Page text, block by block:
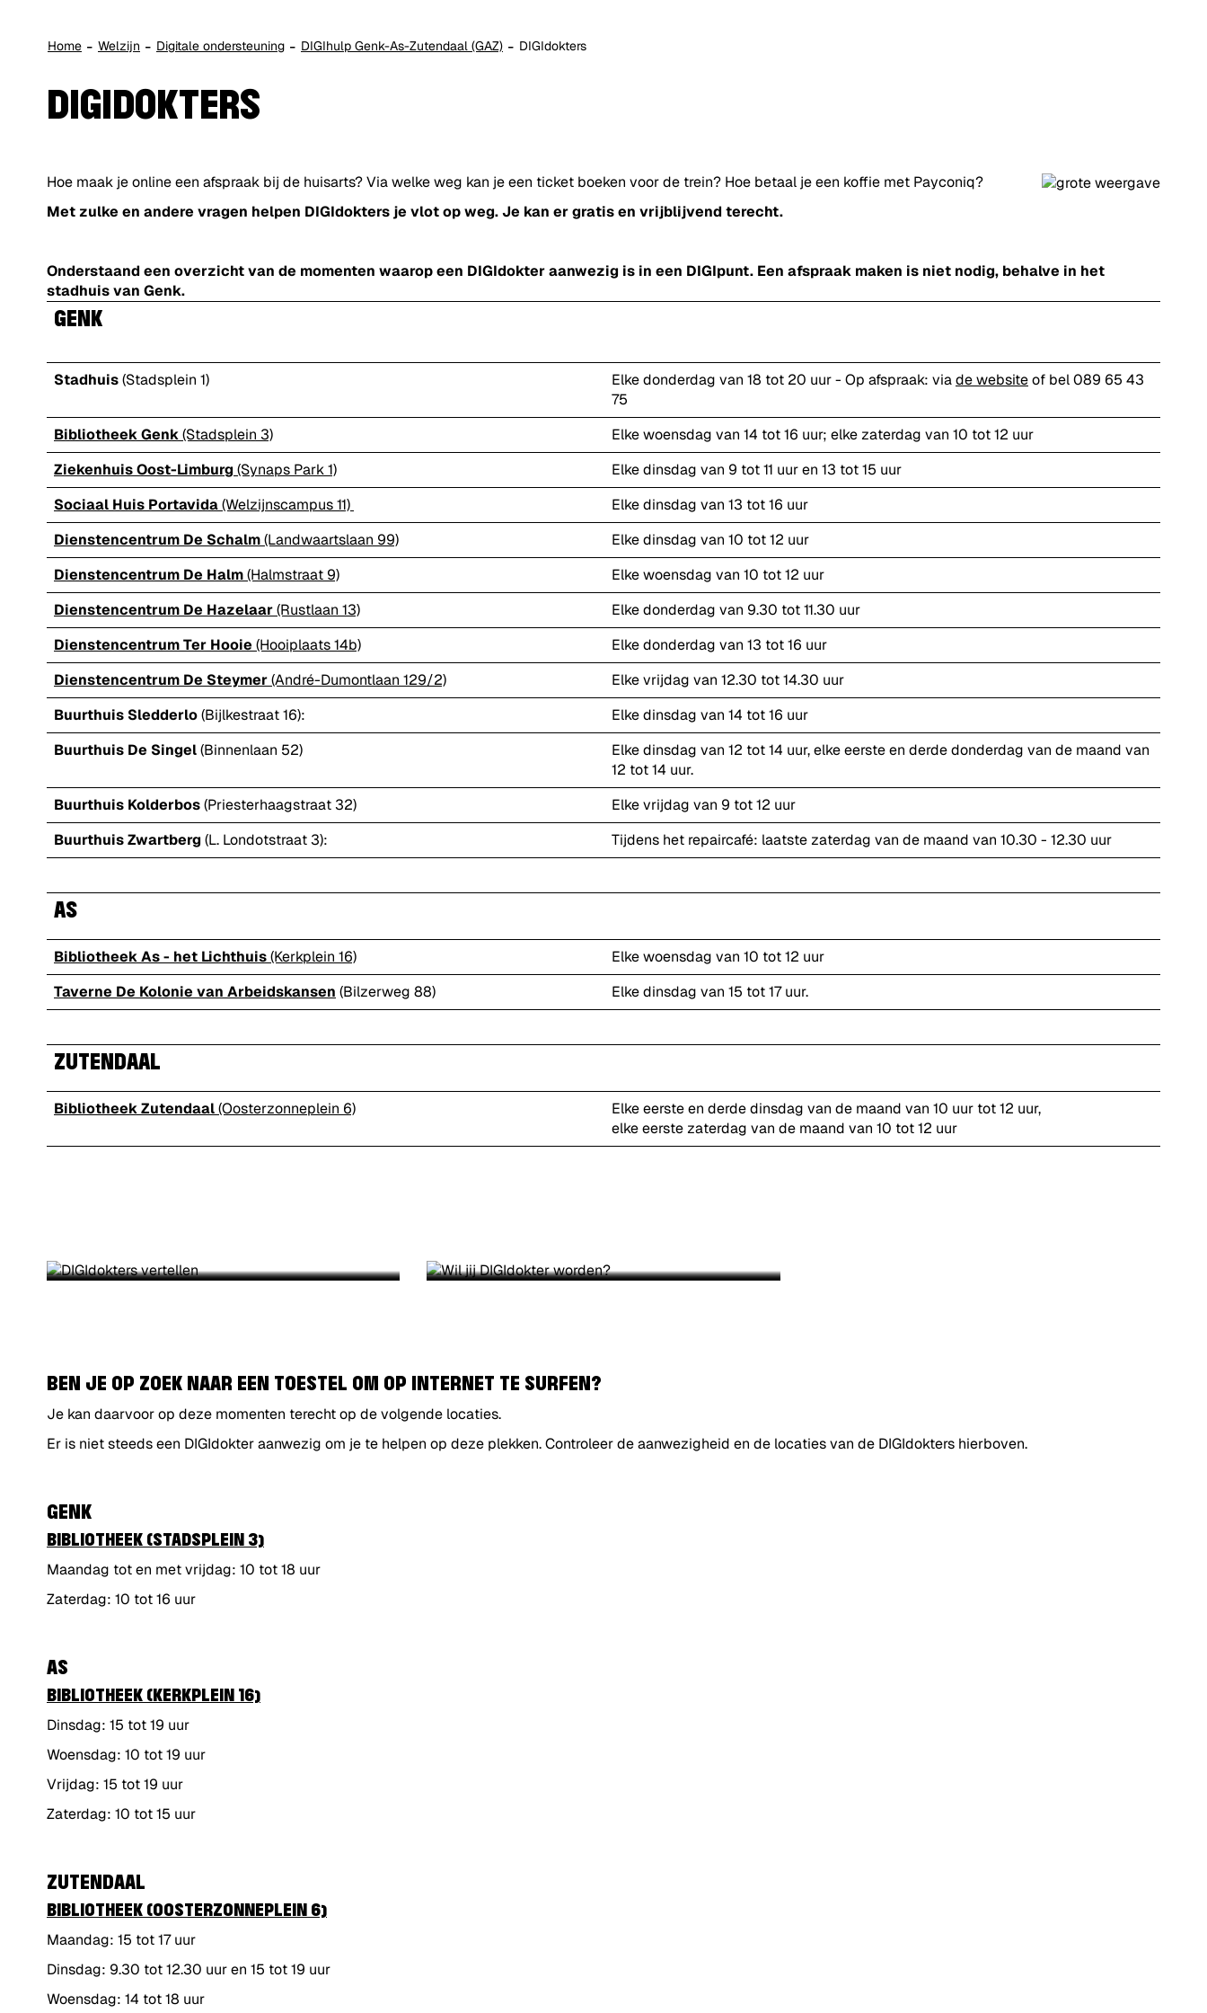
Home Welzijn Digitale ondersteuning DIGIhulp Genk-As-Zutendaal (GAZ) DIGIdokters
DIGIDOKTERS
Hoe maak je online een afspraak bij de huisarts? Via welke weg kan je een ticket boeken voor de trein? Hoe betaal je een koffie met Payconiq?
Met zulke en andere vragen helpen DIGIdokters je vlot op weg. Je kan er gratis en vrijblijvend terecht.
Onderstaand een overzicht van de momenten waarop een DIGIdokter aanwezig is in een DIGIpunt. Een afspraak maken is niet nodig, behalve in het
stadhuis van Genk.
GENK
Stadhuis(Stadsplein 1) Elke donderdag van 18 tot 20 uur - Op afspraak: viade websiteof bel 089 65 43
75
Bibliotheek Genk(Stadsplein 3)
Elke woensdag van 14 tot 16 uur; elke zaterdag van 10 tot 12 uur
Ziekenhuis Oost-Limburg(Synaps Park 1)
Elke dinsdag van 9 tot 11 uur en 13 tot 15 uur
Sociaal Huis Portavida(Welzijnscampus 11)
Elke dinsdag van 13 tot 16 uur
Dienstencentrum De Schalm(Landwaartslaan 99)
Elke dinsdag van 10 tot 12 uur
Dienstencentrum De Halm(Halmstraat 9)
Elke woensdag van 10 tot 12 uur
Dienstencentrum De Hazelaar(Rustlaan 13)
Elke donderdag van 9.30 tot 11.30 uur
Dienstencentrum Ter Hooie (Hooiplaats 14b)
Elke donderdag van 13 tot 16 uur
Dienstencentrum De Steymer(André-Dumontlaan 129/2)
Elke vrijdag van 12.30 tot 14.30 uur
Buurthuis Sledderlo(Bijlkestraat 16):
Elke dinsdag van 14 tot 16 uur
Buurthuis De Singel(Binnenlaan 52)
Elke dinsdag van 12 tot 14 uur, elke eerste en derde donderdag van de maand van
12 tot 14 uur.
Buurthuis Kolderbos(Priesterhaagstraat 32)
Elke vrijdag van 9 tot 12 uur
Buurthuis Zwartberg(L. Londotstraat 3): Tijdens het repaircafé: laatste zaterdag van de maand van 10.30 - 12.30 uur
AS
Bibliotheek As - het Lichthuis(Kerkplein 16)
Elke woensdag van 10 tot 12 uur
Taverne De Kolonie van Arbeidskansen (Bilzerweg 88) Elke dinsdag van 15 tot 17 uur.
ZUTENDAAL
Bibliotheek Zutendaal(Oosterzonneplein 6)
Elke eerste en derde dinsdag van de maand van 10 uur tot 12 uur,
elke eerste zaterdag van de maand van 10 tot 12 uur
SUBTITEL
BEN JE OP ZOEK NAAR EEN TOESTEL OM OP INTERNET TE SURFEN ?
Je kan daarvoor op deze momenten terecht op de volgende locaties.
Er is niet steeds een DIGIdokter aanwezig om je te helpen op deze plekken. Controleer de aanwezigheid en de locaties van de DIGIdokters hierboven.
GENK
BIBLIOTHEEK (STADSPLEIN 3)
Maandag tot en met vrijdag: 10 tot 18 uur
Zaterdag: 10 tot 16 uur
AS
BIBLIOTHEEK (KERKPLEIN 16)
Dinsdag: 15 tot 19 uur
Woensdag: 10 tot 19 uur
Vrijdag: 15 tot 19 uur
Zaterdag: 10 tot 15 uur
ZUTENDAAL
BIBLIOTHEEK (OOSTERZONNEPLEIN 6)
Maandag: 15 tot 17 uur
Dinsdag: 9.30 tot 12.30 uur en 15 tot 19 uur
Woensdag: 14 tot 18 uur